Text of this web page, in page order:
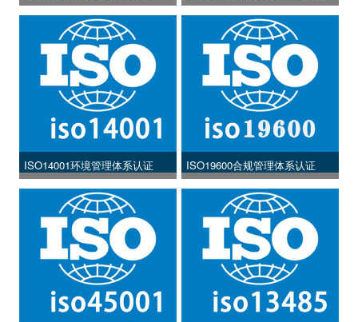
ISO14001环境管理体系认证
证
ISO19600合规管理体系认证